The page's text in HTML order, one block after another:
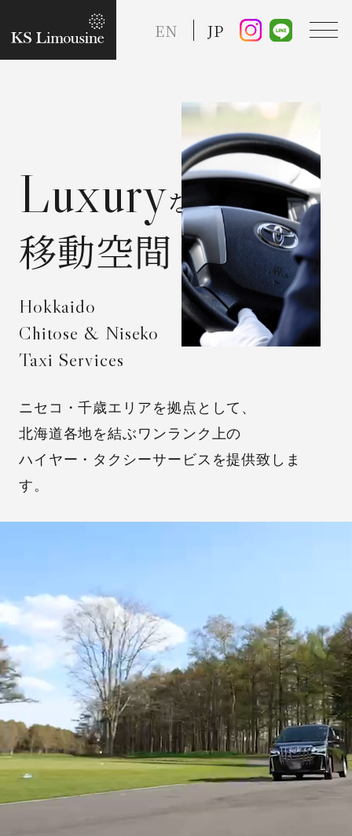
EN JP
Guide
Taxi Service
Reserve
Spot
Recruit
Luxuryな
移動空間
Hokkaido
Chitose & Niseko
Taxi Services
ニセコ・千歳エリアを拠点として、
北海道各地を結ぶワンランク上の
ハイヤー・タクシーサービスを提供致しま
す。